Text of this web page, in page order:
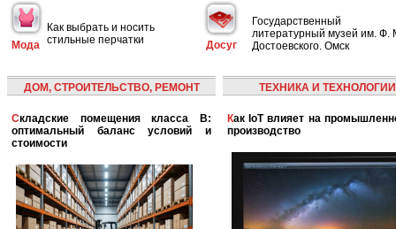
Мода
Как выбрать и носить
стильные перчатки
Досуг
Государственный
литературный музей им. Ф.
Достоевского. Омск
ДОМ, СТРОИТЕЛЬСТВО, РЕМОНТ
Складские помещения класса B:
оптимальный баланс условий и
стоимости
ТЕХНИКА И ТЕХНОЛОГИИ
Как IoT влияет на промышленность и
производство